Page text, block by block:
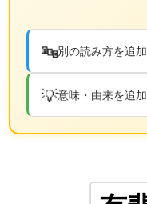
🔤別の読み方を追加
💡意味・由来を追加